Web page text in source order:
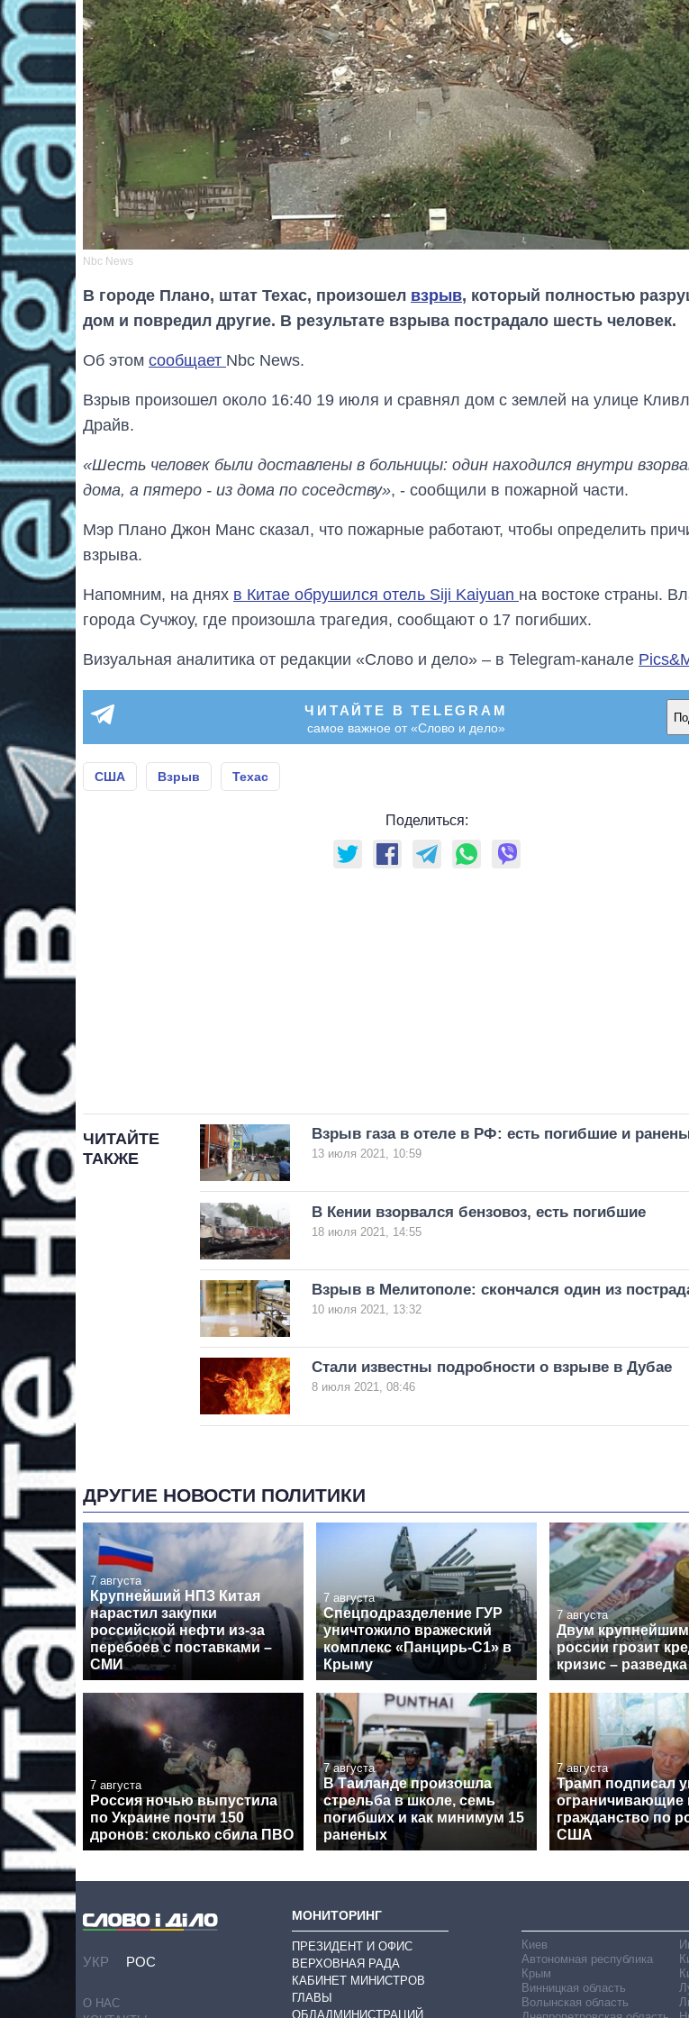
Nbc News
В городе Плано, штат Техас, произошел взрыв, который полностью
дом и повредил другие. В результате взрыва пострадало шесть человек.
Об этом сообщает Nbc News.
Взрыв произошел около 16:40 19 июля и сравнял дом с землей на улице
Драйв.
«Шесть человек были доставлены в больницы: один находился внутри
дома, а пятеро - из дома по соседству», - сообщили в пожарной части.
Мэр Плано Джон Манс сказал, что пожарные работают, чтобы определить
взрыва.
Напомним, на днях в Китае обрушился отель Siji Kaiyuan на востоке страны.
города Сучжоу, где произошла трагедия, сообщают о 17 погибших.
Визуальная аналитика от редакции «Слово и дело» – в Telegram-канале
ЧИТАЙТЕ В TELEGRAM
самое важное от «Слово и дело»
США Взрыв Техас
Поделиться:
ЧИТАЙТЕ
ТАКЖЕ
Взрыв газа в отеле в РФ: есть погибшие и
13 июля 2021, 10:59
В Кении взорвался бензовоз, есть погибшие
18 июля 2021, 14:55
Взрыв в Мелитополе: скончался один из
10 июля 2021, 13:32
Стали известны подробности о взрыве в Дубае
8 июля 2021, 08:46
ДРУГИЕ НОВОСТИ ПОЛИТИКИ
7 августа
Крупнейший НПЗ Китая
нарастил закупки
российской нефти из-за
перебоев с поставками –
СМИ
7 августа
Спецподразделение ГУР
уничтожило вражеский
комплекс «Панцирь-С1» в
Крыму
7 августа
Двум
россии грозит
кризис – разведка
7 августа
Россия ночью выпустила
по Украине почти 150
дронов: сколько сбила ПВО
7 августа
В Таиланде произошла
стрельба в школе, семь
погибших и как минимум 15
раненых
7 августа
Трамп подписал
ограничивающие
гражданство по
США
УКР РОС
О НАС
МОНИТОРИНГ
ПРЕЗИДЕНТ И ОФИС
ВЕРХОВНАЯ РАДА
КАБИНЕТ МИНИСТРОВ
ГЛАВЫ
ОБЛАДМИНИСТРАЦИЙ
Киев
Автономная республика
Крым
Винницкая область
Волынская область